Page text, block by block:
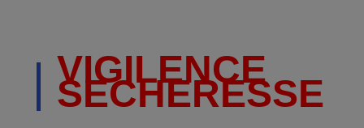
VIGILENCE
SECHERESSE